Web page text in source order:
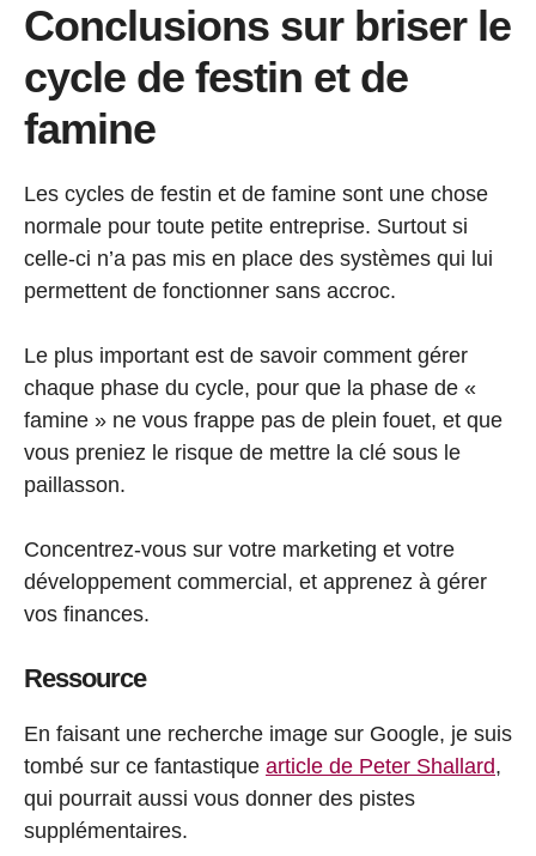
Conclusions sur briser le
cycle de festin et de
famine
Les cycles de festin et de famine sont une chose
normale pour toute petite entreprise. Surtout si
celle-ci n’a pas mis en place des systèmes qui lui
permettent de fonctionner sans accroc.
Le plus important est de savoir comment gérer
chaque phase du cycle, pour que la phase de «
famine » ne vous frappe pas de plein fouet, et que
vous preniez le risque de mettre la clé sous le
paillasson.
Concentrez-vous sur votre marketing et votre
développement commercial, et apprenez à gérer
vos finances.
Ressource
En faisant une recherche image sur Google, je suis
tombé sur ce fantastique article de Peter Shallard,
qui pourrait aussi vous donner des pistes
supplémentaires.